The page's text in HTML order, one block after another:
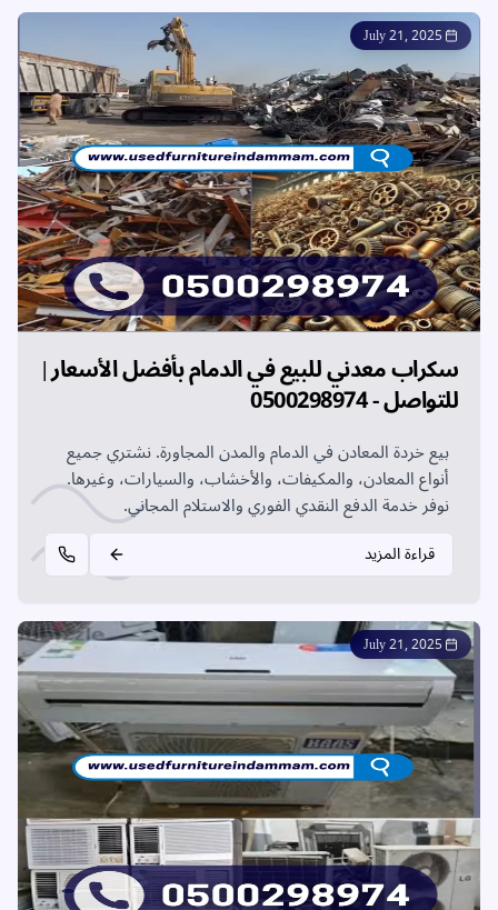
July 21, 2025
سكراب معدني للبيع في الدمام بأفضل الأسعار |
للتواصل - 0500298974
بيع خردة المعادن في الدمام والمدن المجاورة. نشتري جميع
أنواع المعادن، والمكيفات، والأخشاب، والسيارات، وغيرها.
نوفر خدمة الدفع النقدي الفوري والاستلام المجاني.
قراءة المزيد
July 21, 2025